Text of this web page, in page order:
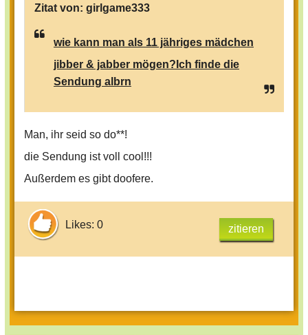
Zitat von: girlgame333
wie kann man als 11 jähriges mädchen
jibber & jabber mögen?Ich finde die
Sendung albrn
Man, ihr seid so do**!
die Sendung ist voll cool!!!
Außerdem es gibt doofere.
Likes: 0 zitieren